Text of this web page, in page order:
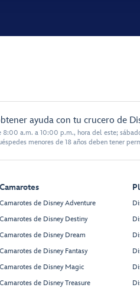
ayuda con tu crucero de
8:00 a.m. a 10:00 p.m., hora del este;
menores de 18 años deben tener
Camarotes
Camarotes de Disney Adventure
Camarotes de Disney Destiny
Camarotes de Disney Dream
Camarotes de Disney Fantasy
Camarotes de Disney Magic
Camarotes de Disney Treasure